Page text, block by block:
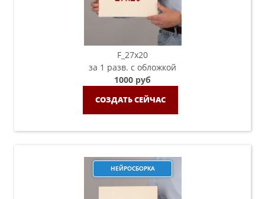
F_27x20
за 1 разв. с обложкой
1000 руб
СОЗДАТЬ СЕЙЧАС
НЕЙРОСБОРКА